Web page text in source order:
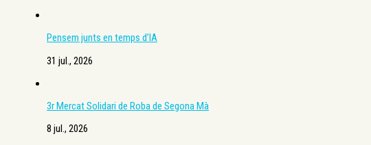
Pensem junts en temps d’IA
31 jul., 2026
3r Mercat Solidari de Roba de Segona Mà
8 jul., 2026